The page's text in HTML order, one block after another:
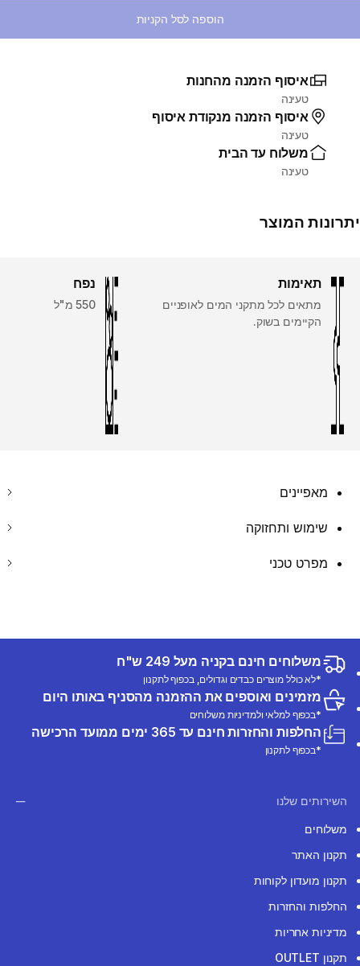
הוספה לסל הקניות
איסוף הזמנה מהחנות
טעינה
איסוף הזמנה מנקודת איסוף
טעינה
משלוח עד הבית
טעינה
יתרונות המוצר
תאימות
מתאים לכל מתקני המים לאופניים
הקיימים בשוק.
נפח
550 מ"ל
מאפיינים
שימוש ותחזוקה
מפרט טכני
משלוחים חינם בקניה מעל 249 ש"ח
*לא כולל מוצרים כבדים וגדולים, בכפוף לתקנון
מזמינים ואוספים את ההזמנה מהסניף באותו היום
*בכפוף למלאי ולמדיניות משלוחים
החלפות והחזרות חינם עד 365 ימים ממועד הרכישה
*בכפוף לתקנון
השירותים שלנו
משלוחים
תקנון האתר
תקנון מועדון לקוחות
החלפות והחזרות
מדיניות אחריות
תקנון OUTLET